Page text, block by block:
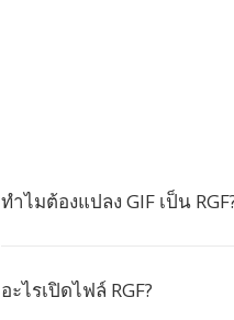
ทำไมต้องแปลง GIF เป็น
อะไรเปิดไฟล์ RGF?